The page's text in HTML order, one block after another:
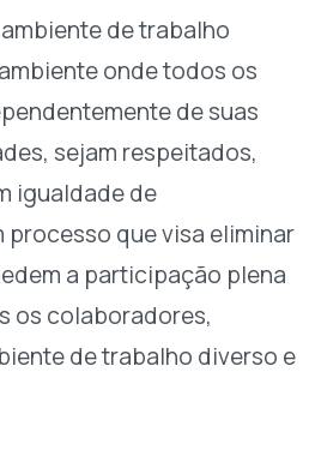
de trabalho
onde todos os
de suas
sejam respeitados,
igualdade de
processo que visa eliminar
a participação plena
os colaboradores,
de trabalho diverso e